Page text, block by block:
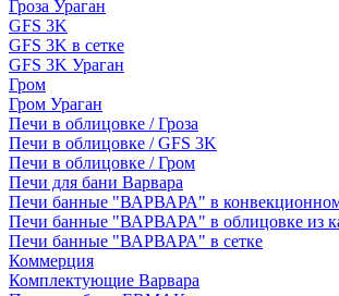
Гроза Ураган
GFS 3K
GFS 3K в сетке
GFS 3K Ураган
Гром
Гром Ураган
Печи в облицовке / Гроза
Печи в облицовке / GFS 3K
Печи в облицовке / Гром
Печи для бани Варвара
Печи банные "ВАРВАРА" в
Печи банные "ВАРВАРА" в облицовке из
Печи банные "ВАРВАРА" в сетке
Коммерция
Комплектующие Варвара